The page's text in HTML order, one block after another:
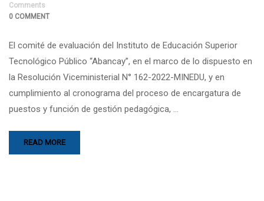
Comments
0 COMMENT
El comité de evaluación del Instituto de Educación Superior
Tecnológico Público “Abancay”, en el marco de lo dispuesto en
la Resolución Viceministerial N° 162-2022-MINEDU, y en
cumplimiento al cronograma del proceso de encargatura de
puestos y función de gestión pedagógica, …
READ MORE